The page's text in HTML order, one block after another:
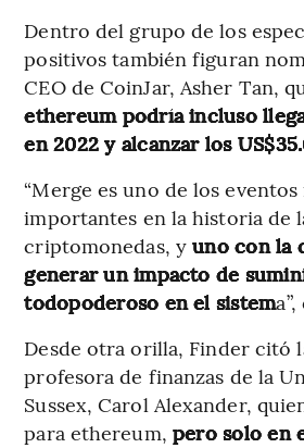
Dentro del grupo de los
positivos también figuran
CEO de CoinJar, Asher Tan,
ethereum podría incluso
en 2022 y alcanzar los
“Merge es uno de los eventos
importantes en la historia de
criptomonedas, y uno con la
generar un impacto de
todopoderoso en el sistem
Desde otra orilla, Finder citó
profesora de finanzas de la
Sussex, Carol Alexander,
para ethereum, pero solo en